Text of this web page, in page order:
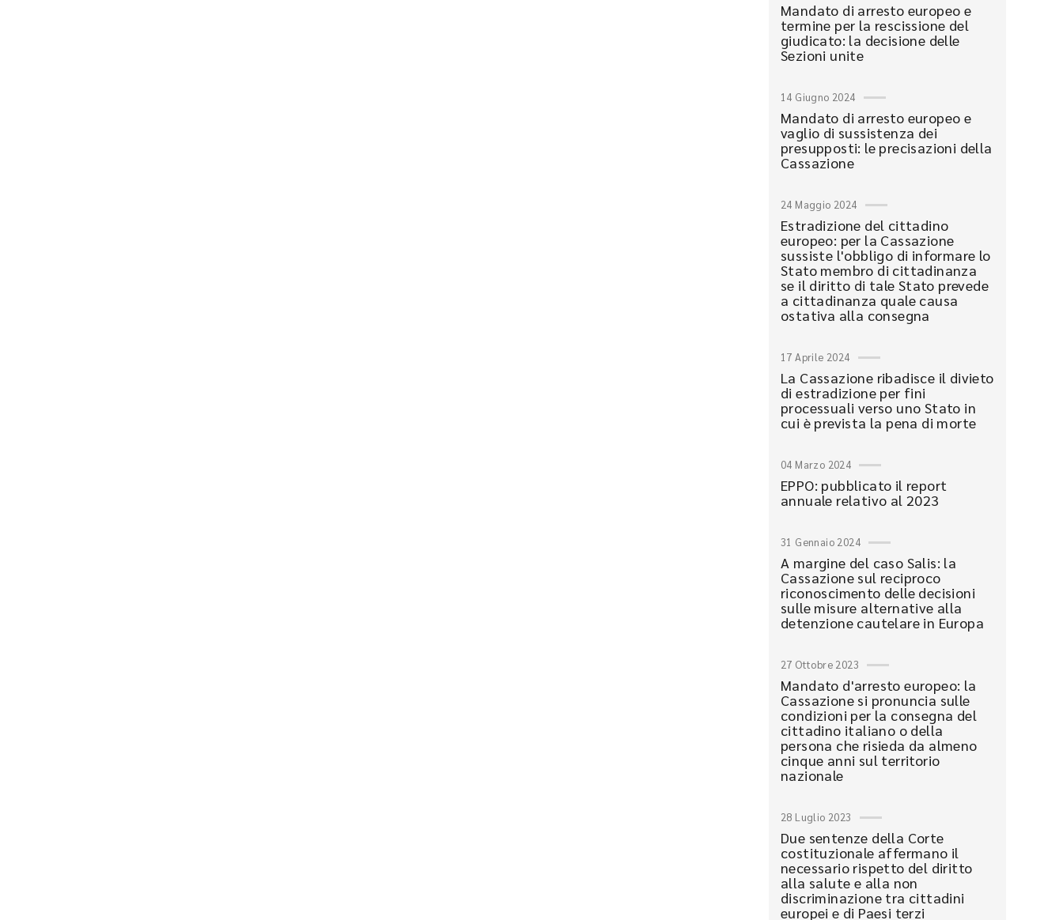
Mandato di arresto europeo e
termine per la rescissione del
giudicato: la decisione delle
Sezioni unite
14 Giugno 2024
Mandato di arresto europeo e
vaglio di sussistenza dei
presupposti: le precisazioni della
Cassazione
24 Maggio 2024
Estradizione del cittadino
europeo: per la Cassazione
sussiste l'obbligo di informare lo
Stato membro di cittadinanza
se il diritto di tale Stato prevede
a cittadinanza quale causa
ostativa alla consegna
17 Aprile 2024
La Cassazione ribadisce il divieto
di estradizione per fini
processuali verso uno Stato in
cui è prevista la pena di morte
04 Marzo 2024
EPPO: pubblicato il report
annuale relativo al 2023
31 Gennaio 2024
A margine del caso Salis: la
Cassazione sul reciproco
riconoscimento delle decisioni
sulle misure alternative alla
detenzione cautelare in Europa
27 Ottobre 2023
Mandato d'arresto europeo: la
Cassazione si pronuncia sulle
condizioni per la consegna del
cittadino italiano o della
persona che risieda da almeno
cinque anni sul territorio
nazionale
28 Luglio 2023
Due sentenze della Corte
costituzionale affermano il
necessario rispetto del diritto
alla salute e alla non
discriminazione tra cittadini
europei e di Paesi terzi